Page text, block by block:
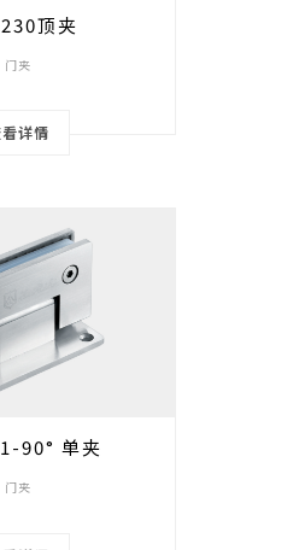
顶夹
门夹
详情
90° 单夹
门夹